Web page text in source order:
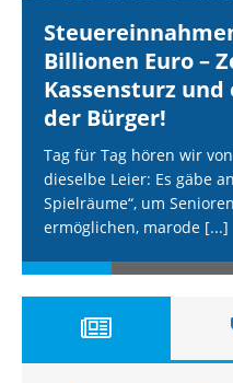
Billionen Euro –
Kassensturz
der Bürger!
Tag für Tag hören wir
dieselbe Leier: Es gäbe
Spielräume“, um
ermöglichen, marode [...]